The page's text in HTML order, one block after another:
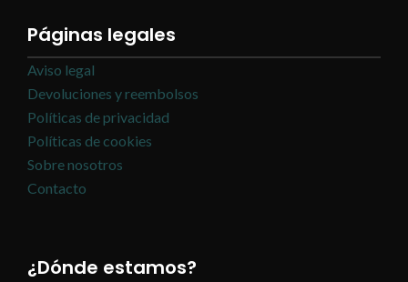
Páginas legales
Aviso legal
Devoluciones y reembolsos
Políticas de privacidad
Políticas de cookies
Sobre nosotros
Contacto
¿Dónde estamos?